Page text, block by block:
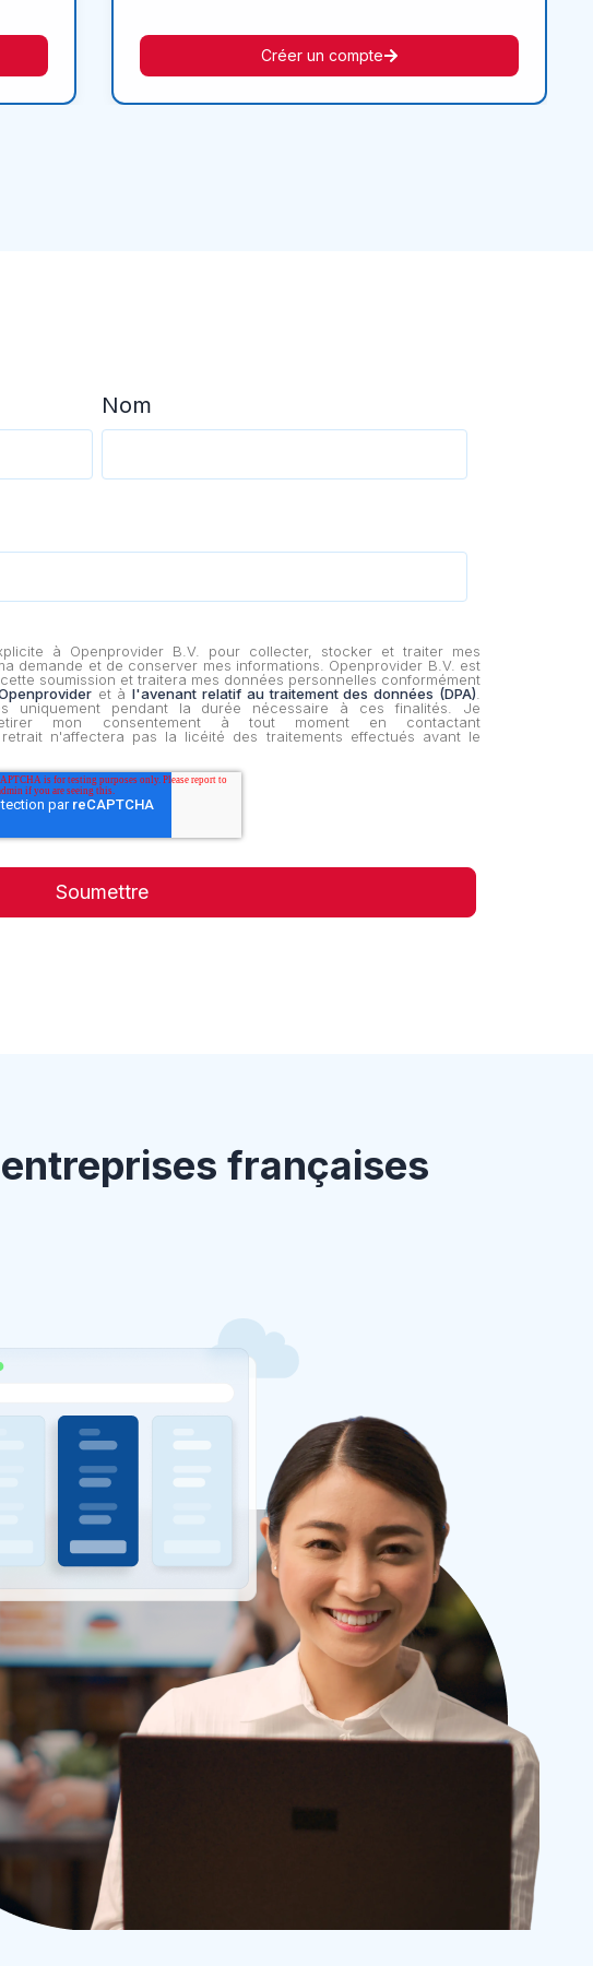
Créer un compte
Nom
à Openprovider B.V. pour collecter, stocker et traiter mes
demande et de conserver mes informations. Openprovider B.V. est
soumission et traitera mes données personnelles conformément
et àl'avenant relatif au traitement des données (DPA)
uniquement pendant la durée nécessaire à ces finalités. Je
mon consentement à tout moment en contactant
n'affectera pas la licéité des traitements effectués avant le
françaises